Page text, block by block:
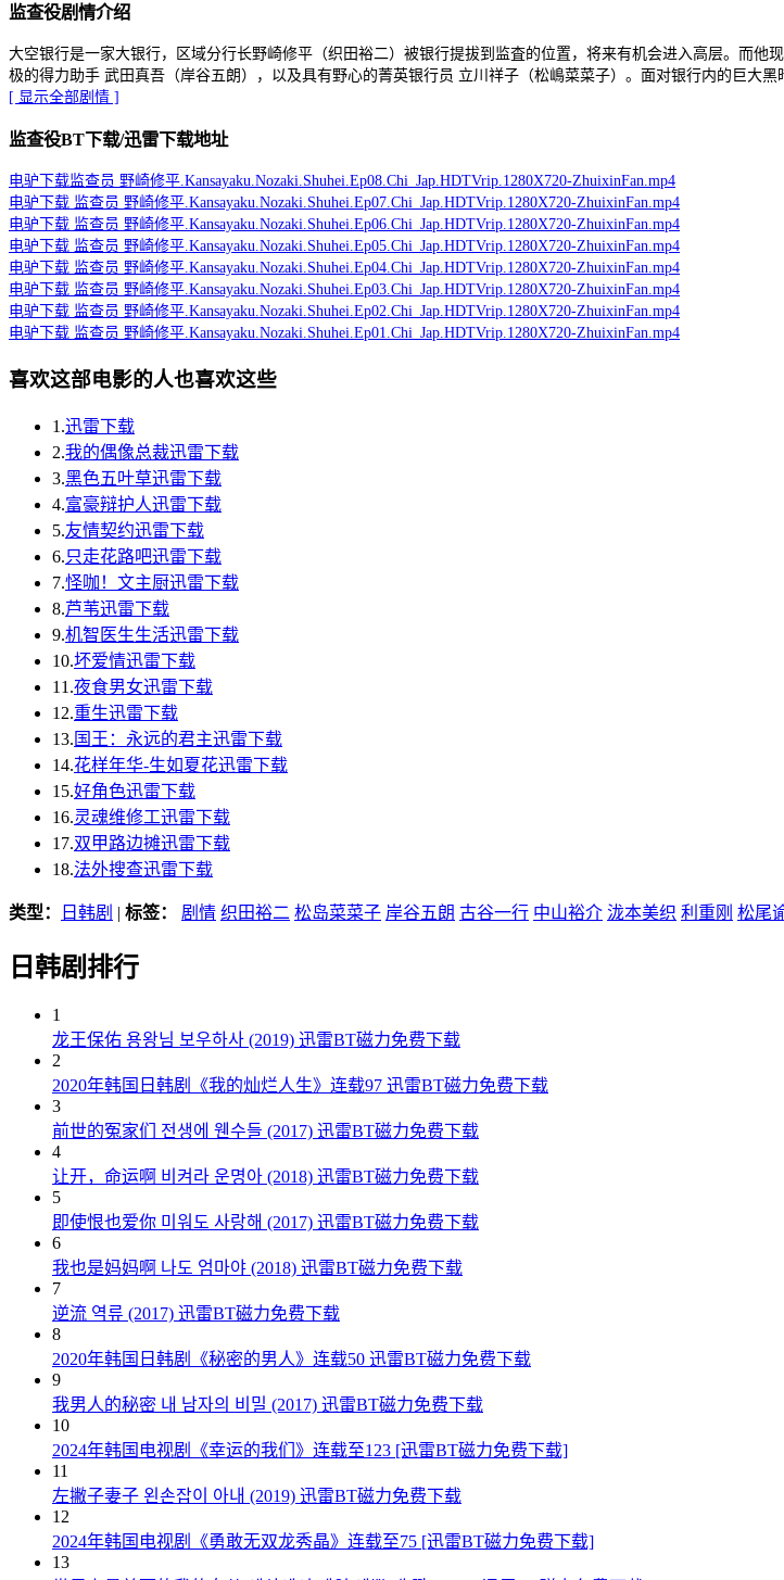
监查役剧情介绍
大空银行是一家大银行，区域分行长野崎修平（织田裕二）被银行提拔到监査的位置，将来有机会进入高层。而
极的得力助手 武田真吾（岸谷五朗），以及具有野心的菁英银行员 立川祥子（松嶋菜菜子）。面对银行内的巨大黑
[ 显示全部剧情 ]
监查役BT下载/迅雷下载地址
电驴下载监查员 野崎修平.Kansayaku.Nozaki.Shuhei.Ep08.Chi_Jap.HDTVrip.1280X720-ZhuixinFan.mp4
电驴下载 监查员 野崎修平.Kansayaku.Nozaki.Shuhei.Ep07.Chi_Jap.HDTVrip.1280X720-ZhuixinFan.mp4
电驴下载 监查员 野崎修平.Kansayaku.Nozaki.Shuhei.Ep06.Chi_Jap.HDTVrip.1280X720-ZhuixinFan.mp4
电驴下载 监查员 野崎修平.Kansayaku.Nozaki.Shuhei.Ep05.Chi_Jap.HDTVrip.1280X720-ZhuixinFan.mp4
电驴下载 监查员 野崎修平.Kansayaku.Nozaki.Shuhei.Ep04.Chi_Jap.HDTVrip.1280X720-ZhuixinFan.mp4
电驴下载 监查员 野崎修平.Kansayaku.Nozaki.Shuhei.Ep03.Chi_Jap.HDTVrip.1280X720-ZhuixinFan.mp4
电驴下载 监查员 野崎修平.Kansayaku.Nozaki.Shuhei.Ep02.Chi_Jap.HDTVrip.1280X720-ZhuixinFan.mp4
电驴下载 监查员 野崎修平.Kansayaku.Nozaki.Shuhei.Ep01.Chi_Jap.HDTVrip.1280X720-ZhuixinFan.mp4
喜欢这部电影的人也喜欢这些
1.迅雷下载
2.我的偶像总裁迅雷下载
3.黑色五叶草迅雷下载
4.富豪辩护人迅雷下载
5.友情契约迅雷下载
6.只走花路吧迅雷下载
7.怪咖！文主厨迅雷下载
8.芦苇迅雷下载
9.机智医生生活迅雷下载
10.坏爱情迅雷下载
11.夜食男女迅雷下载
12.重生迅雷下载
13. 国王：永远的君主迅雷下载
14.花样年华-生如夏花迅雷下载
15.好角色迅雷下载
16.灵魂维修工迅雷下载
17.双甲路边摊迅雷下载
18.法外搜查迅雷下载
类型： 日韩剧 | 标签： 剧情 织田裕二 松岛菜菜子 岸谷五朗 古谷一行 中山裕介 泷本美织 利重刚 松尾
日韩剧排行
1
龙王保佑 용왕님 보우하사 (2019) 迅雷BT磁力免费下载
2
2020年韩国日韩剧《我的灿烂人生》连载97 迅雷BT磁力免费下载
3
前世的冤家们 전생에 웬수들 (2017) 迅雷BT磁力免费下载
4
让开，命运啊 비켜라 운명아 (2018) 迅雷BT磁力免费下载
5
即使恨也爱你 미워도 사랑해 (2017) 迅雷BT磁力免费下载
6
我也是妈妈啊 나도 엄마야 (2018) 迅雷BT磁力免费下载
7
逆流 역류 (2017) 迅雷BT磁力免费下载
8
2020年韩国日韩剧《秘密的男人》连载50 迅雷BT磁力免费下载
9
我男人的秘密 내 남자의 비밀 (2017) 迅雷BT磁力免费下载
10
2024年韩国电视剧《幸运的我们》连载至123 [迅雷BT磁力免费下载]
11
左撇子妻子 왼손잡이 아내 (2019) 迅雷BT磁力免费下载
12
2024年韩国电视剧《勇敢无双龙秀晶》连载至75 [迅雷BT磁力免费下载]
13